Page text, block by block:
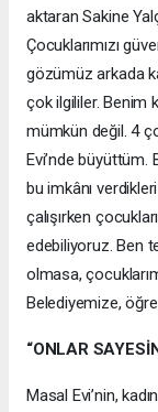
aktaran Sakine
Çocuklarımızı
gözümüz arkada
çok ilgililer. Benim
mümkün değil. 4
Evi’nde
bu imkânı
çalışırken
edebiliyoruz. Ben
olmasa,
Belediyemize,
“ONLAR
Masal Evi’nin,